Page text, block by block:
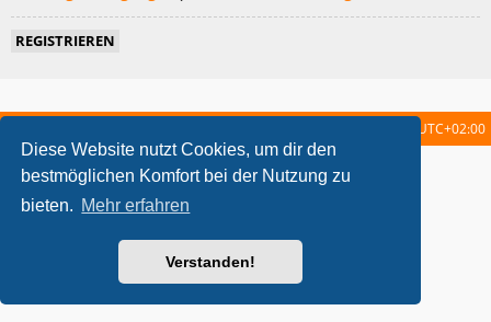
Diese Website nutzt Cookies, um dir den
bestmöglichen Komfort bei der Nutzung zu
bieten. Mehr erfahren
Verstanden!
REGISTRIEREN
UTC+02:00
metrolike style by Eric Seguin Updated for phpBB3.2 by
Powered byphpBB ® Forum Software © phpBB Limited
Deutsche Übersetzung durch